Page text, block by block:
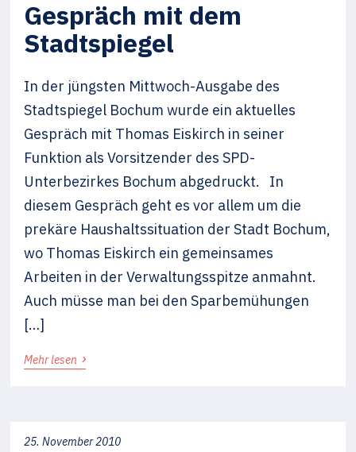
Gespräch mit dem
Stadtspiegel
In der jüngsten Mittwoch-Ausgabe des
Stadtspiegel Bochum wurde ein aktuelles
Gespräch mit Thomas Eiskirch in seiner
Funktion als Vorsitzender des SPD-
Unterbezirkes Bochum abgedruckt. In
diesem Gespräch geht es vor allem um die
prekäre Haushaltssituation der Stadt Bochum,
wo Thomas Eiskirch ein gemeinsames
Arbeiten in der Verwaltungsspitze anmahnt.
Auch müsse man bei den Sparbemühungen
[…]
Mehr lesen ›
25. November 2010